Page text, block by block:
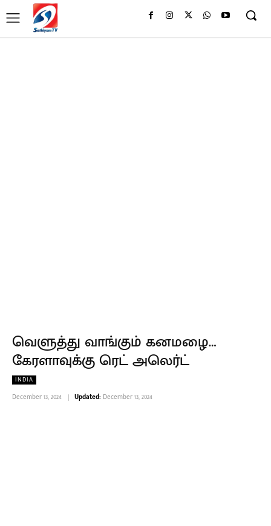
வெளுத்து வாங்கும் கனமழை…
கேரளாவுக்கு ரெட் அலெர்ட்
INDIA
December 13, 2024 Updated: December 13, 2024